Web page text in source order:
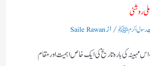
روشنی
رسولِ اکرم ﷺ/ ازSaile Rawan
مہینہ کی بارہ تاریخ کی ایک خاص اہمیت اور مقام